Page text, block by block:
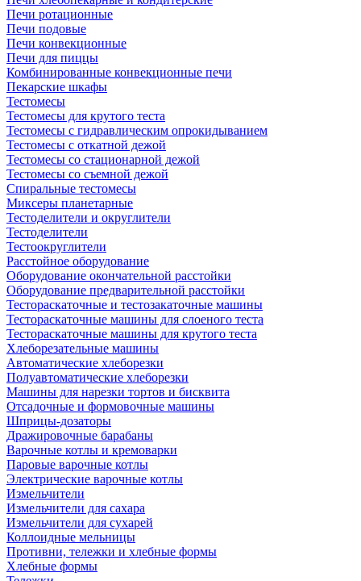
Печи ротационные
Печи подовые
Печи конвекционные
Печи для пиццы
Комбинированные конвекционные печи
Пекарские шкафы
Тестомесы
Тестомесы для крутого теста
Тестомесы с гидравлическим опрокидыванием
Тестомесы с откатной дежой
Тестомесы со стационарной дежой
Тестомесы со съемной дежой
Спиральные тестомесы
Миксеры планетарные
Тестоделители и округлители
Тестоделители
Тестоокруглители
Расстойное оборудование
Оборудование окончательной расстойки
Оборудование предварительной расстойки
Тестораскаточные и тестозакаточные машины
Тестораскаточные машины для слоеного теста
Тестораскаточные машины для крутого теста
Хлеборезательные машины
Автоматические хлеборезки
Полуавтоматические хлеборезки
Машины для нарезки тортов и бисквита
Отсадочные и формовочные машины
Шприцы-дозаторы
Дражировочные барабаны
Варочные котлы и кремоварки
Паровые варочные котлы
Электрические варочные котлы
Измельчители
Измельчители для сахара
Измельчители для сухарей
Коллоидные мельницы
Противни, тележки и хлебные формы
Хлебные формы